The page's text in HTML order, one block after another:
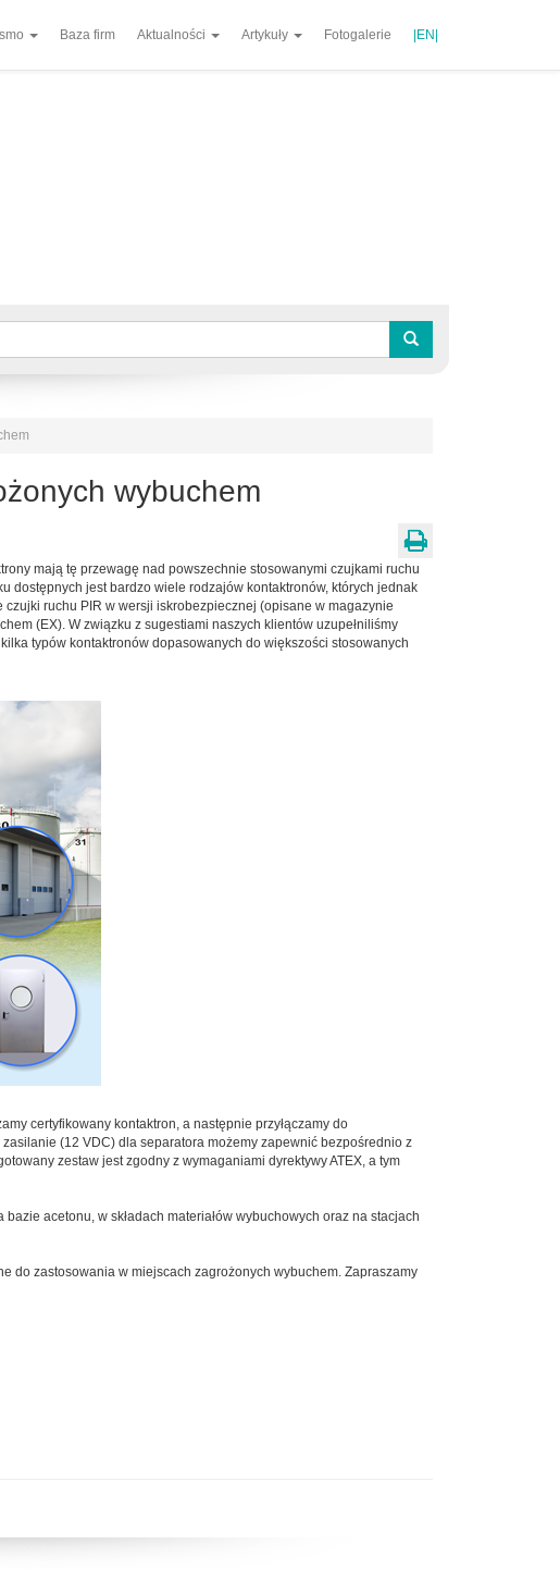
Baza firm Aktualności Artykuły Fotogalerie |EN|
wybuchem
mają tę przewagę nad powszechnie stosowanymi czujkami ruchu
dostępnych jest bardzo wiele rodzajów kontaktronów, których jednak
ruchu PIR w wersji iskrobezpiecznej (opisane w magazynie
(EX). W związku z sugestiami naszych klientów uzupełniliśmy
typów kontaktronów dopasowanych do większości stosowanych
certyfikowany kontaktron, a następnie przyłączamy do
(12 VDC) dla separatora możemy zapewnić bezpośrednio z
zestaw jest zgodny z wymaganiami dyrektywy ATEX, a tym
acetonu, w składach materiałów wybuchowych oraz na stacjach
do zastosowania w miejscach zagrożonych wybuchem. Zapraszamy